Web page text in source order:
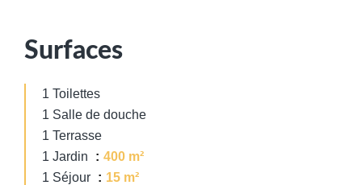
Surfaces
1 Toilettes
1 Salle de douche
1 Terrasse
1 Jardin
400 m²
1 Séjour
15 m²